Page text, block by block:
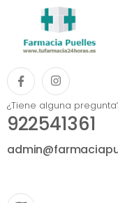
¿Tiene alguna
922541361